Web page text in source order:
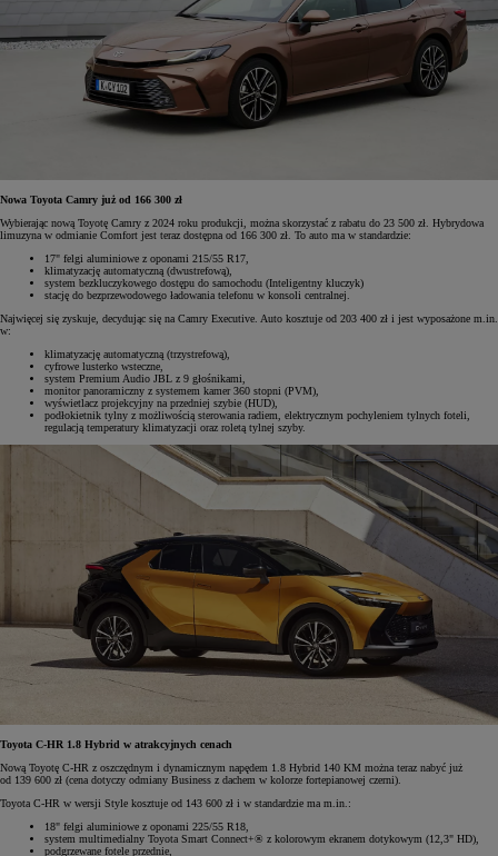
Nowa Toyota Camry już od 166 300 zł
Wybierając nową Toyotę Camry z 2024 roku produkcji, można skorzystać z rabatu do 23 500 zł. Hybrydowa
limuzyna w odmianie Comfort jest teraz dostępna od 166 300 zł. To auto ma w standardzie:
17" felgi aluminiowe z oponami 215/55 R17,
klimatyzację automatyczną (dwustrefową),
system bezkluczykowego dostępu do samochodu (Inteligentny kluczyk)
stację do bezprzewodowego ładowania telefonu w konsoli centralnej.
Najwięcej się zyskuje, decydując się na Camry Executive. Auto kosztuje od 203 400 zł i jest wyposażone m.in.
w:
klimatyzację automatyczną (trzystrefową),
cyfrowe lusterko wsteczne,
system Premium Audio JBL z 9 głośnikami,
monitor panoramiczny z systemem kamer 360 stopni (PVM),
wyświetlacz projekcyjny na przedniej szybie (HUD),
podłokietnik tylny z możliwością sterowania radiem, elektrycznym pochyleniem tylnych foteli,
regulacją temperatury klimatyzacji oraz roletą tylnej szyby.
Toyota C-HR 1.8 Hybrid w atrakcyjnych cenach
Nową Toyotę C-HR z oszczędnym i dynamicznym napędem 1.8 Hybrid 140 KM można teraz nabyć już
od 139 600 zł (cena dotyczy odmiany Business z dachem w kolorze fortepianowej czerni).
Toyota C-HR w wersji Style kosztuje od 143 600 zł i w standardzie ma m.in.:
18" felgi aluminiowe z oponami 225/55 R18,
system multimedialny Toyota Smart Connect+® z kolorowym ekranem dotykowym (12,3" HD),
podgrzewane fotele przednie,